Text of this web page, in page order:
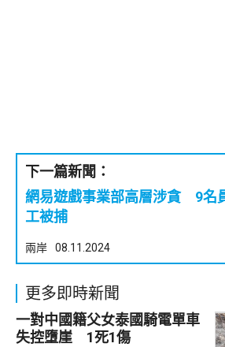
下一篇新聞：
網易遊戲事業部高層涉貪 9名
工被捕
兩岸 08.11.2024
更多即時新聞
一對中國籍父女泰國騎電單車
失控墮崖 1死1傷